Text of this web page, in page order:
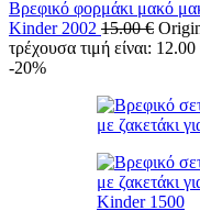
Βρεφικό φορμάκι μακό
Kinder 2002 15.00€
τρέχουσα τιμή είναι: 12.00
-20%